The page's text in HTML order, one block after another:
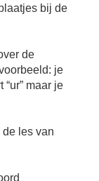
bij de
de
je
“ur” maar je
les van